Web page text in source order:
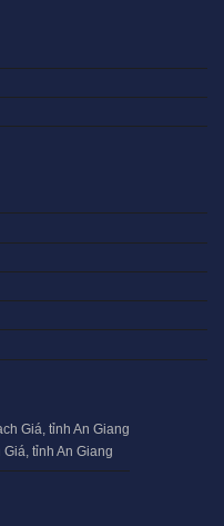
Giá, tỉnh An Giang
tỉnh An Giang